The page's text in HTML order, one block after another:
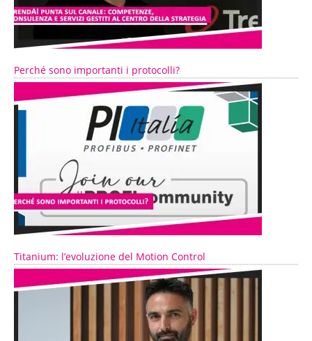
Perché sono importanti i protocolli?
Titanium: l’evoluzione del Motion Control